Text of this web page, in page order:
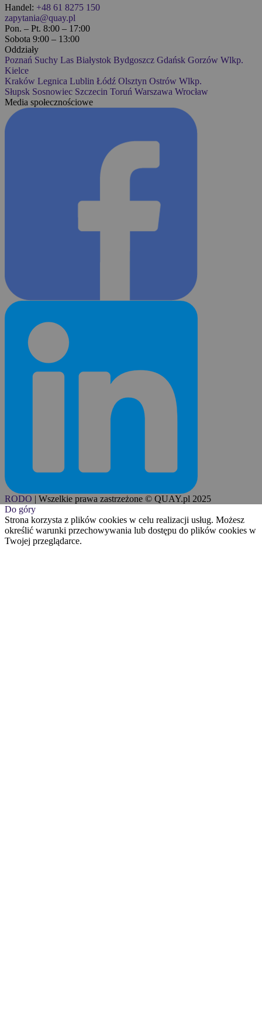
Handel: +48 61 8275 150
zapytania@quay.pl
Pon. – Pt. 8:00 – 17:00
Sobota 9:00 – 13:00
Oddziały
Poznań Suchy Las Białystok Bydgoszcz Gdańsk Gorzów Wlkp.
Kielce
Kraków Legnica Lublin Łódź Olsztyn Ostrów Wlkp.
Słupsk Sosnowiec Szczecin Toruń Warszawa Wrocław
Media społecznościowe
RODO | Wszelkie prawa zastrzeżone © QUAY.pl 2025
Do góry
Strona korzysta z plików cookies w celu realizacji usług. Możesz
określić warunki przechowywania lub dostępu do plików cookies w
Twojej przeglądarce.